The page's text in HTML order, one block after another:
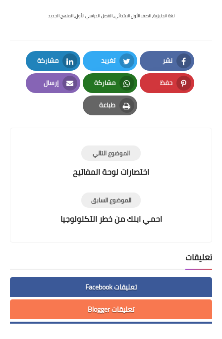
لغة انجليزية, الصف الأول الابتدائي, الفصل الدراسي الأول, المنهج الجديد
نشر
Facebook
تغريد
Twitter
مشاركة
LinkedIn
حفظ
Pinterest
مشاركة
Whatsapp
إرسال
Email
طباعة
Print
الموضوع التالي
اختصارات لوحة المفاتيح
الموضوع السابق
احمي ابنك من خطر التكنولوجيا
تعليقات
تعليقات Facebook
تعليقات Blogger